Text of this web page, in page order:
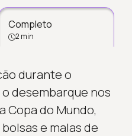
Completo
2 min
durante o
desembarque nos
Copa do Mundo,
e malas de